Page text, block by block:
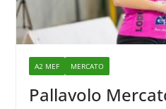
A2 MEF MERCATO
Pallavolo